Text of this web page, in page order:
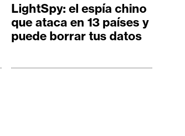
LightSpy: el espía chino
que ataca en 13 países y
puede borrar tus datos